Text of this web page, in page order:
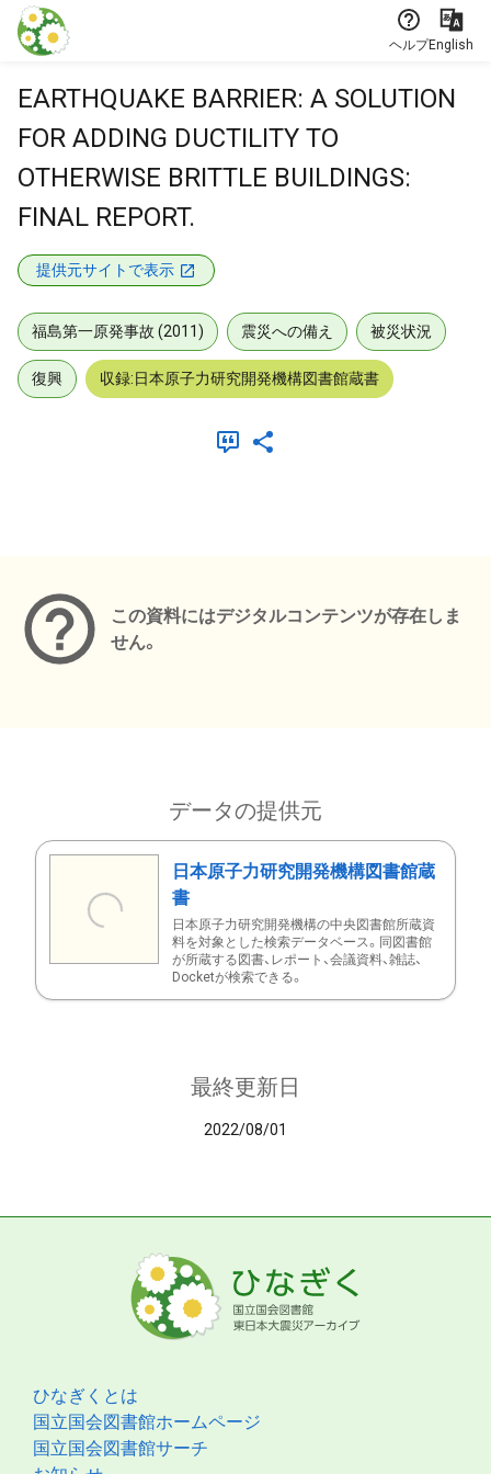
本文に飛ぶ
ヘルプEnglish
EARTHQUAKE BARRIER: A SOLUTION
FOR ADDING DUCTILITY TO
OTHERWISE BRITTLE BUILDINGS:
FINAL REPORT.
提供元サイトで表示
福島第一原発事故 (2011) 震災への備え 被災状況
復興 収録:日本原子力研究開発機構図書館蔵書
この資料にはデジタルコンテンツが存在しま
せん。
データの提供元
日本原子力研究開発機構図書館蔵
書
日本原子力研究開発機構の中央図書館所蔵資
料を対象とした検索データベース。同図書館
が所蔵する図書、レポート、会議資料、雑誌、
Docketが検索できる。
最終更新日
2022/08/01
ひなぎくとは
国立国会図書館ホームページ
国立国会図書館サーチ